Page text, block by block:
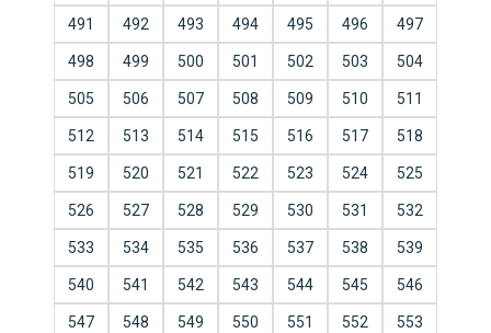
491 492 493 494 495 496 497
498 499 500 501 502 503 504
505 506 507 508 509 510 511
512 513 514 515 516 517 518
519 520 521 522 523 524 525
526 527 528 529 530 531 532
533 534 535 536 537 538 539
540 541 542 543 544 545 546
547 548 549 550 551 552 553